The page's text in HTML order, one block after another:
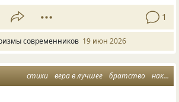
1
современников 19 июн 2026
стихи вера в лучшее братство накипело